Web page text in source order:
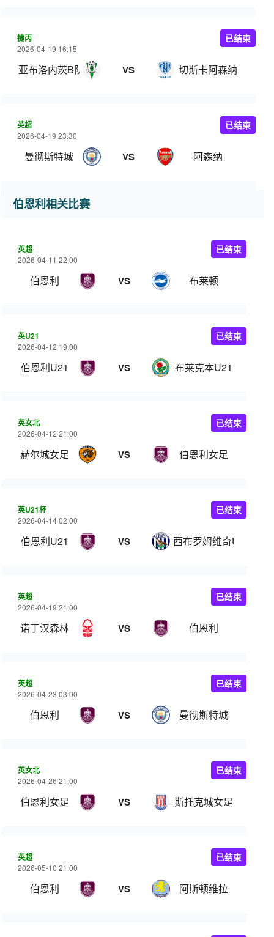
捷丙
2026-04-19 16:15
亚布洛内茨B队 VS 切斯卡阿森纳
已结束
英超
2026-04-19 23:30
曼彻斯特城 VS 阿森纳
已结束
伯恩利相关比赛
英超
2026-04-11 22:00
伯恩利 VS 布莱顿
已结束
英U21
2026-04-12 19:00
伯恩利U21 VS 布莱克本U21
已结束
英女北
2026-04-12 21:00
赫尔城女足 VS 伯恩利女足
已结束
英U21杯
2026-04-14 02:00
伯恩利U21 VS 西布罗姆维奇U21
已结束
英超
2026-04-19 21:00
诺丁汉森林 VS 伯恩利
已结束
英超
2026-04-23 03:00
伯恩利 VS 曼彻斯特城
已结束
英女北
2026-04-26 21:00
伯恩利女足 VS 斯托克城女足
已结束
英超
2026-05-10 21:00
伯恩利 VS 阿斯顿维拉
已结束